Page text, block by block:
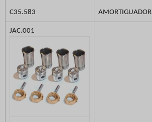
C35.583 AMORTIGUADOR
JAC.001